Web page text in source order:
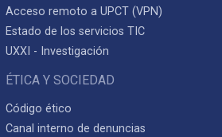
Acceso remoto a UPCT (VPN)
Estado de los servicios TIC
UXXI - Investigación
ÉTICA Y SOCIEDAD
Código ético
Canal interno de denuncias